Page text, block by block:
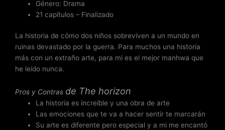
Género: Drama
21 capítulos – Finalizado
La historia de cómo dos niños sobreviven a un mundo en
ruinas devastado por la guerra. Para muchos una historia
más con un extraño arte, para mi es el mejor manhwa que
he leído nunca.
Pros y Contras de The horizon
La historia es increíble y una obra de arte
Las emociones que te va a hacer sentir te marcarán
Su arte es diferente pero especial y a mi me encantó